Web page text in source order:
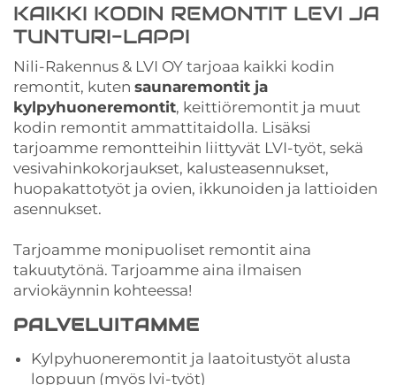
KAIKKI KODIN REMONTIT LEVI JA
TUNTURI-LAPPI
Nili-Rakennus & LVI OY tarjoaa kaikki kodin
remontit, kuten saunaremontit ja
kylpyhuoneremontit, keittiöremontit ja muut
kodin remontit ammattitaidolla. Lisäksi
tarjoamme remontteihin liittyvät LVI-työt, sekä
vesivahinkokorjaukset, kalusteasennukset,
huopakattotyöt ja ovien, ikkunoiden ja lattioiden
asennukset.
Tarjoamme monipuoliset remontit aina
takuutytönä. Tarjoamme aina ilmaisen
arviokäynnin kohteessa!
PALVELUITAMME
Kylpyhuoneremontit ja laatoitustyöt alusta
loppuun (myös lvi-työt)